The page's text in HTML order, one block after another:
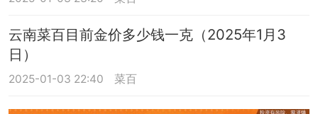
云南菜百目前金价多少钱一克（2025年1月3
日）
2025-01-03 22:40 菜百